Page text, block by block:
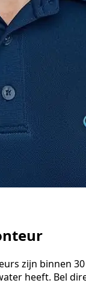
zijn binnen
heeft. Bel